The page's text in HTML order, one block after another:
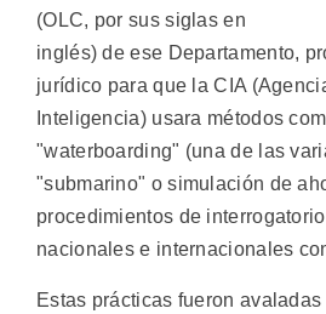
(OLC, por sus siglas en
inglés) de ese Departamento,
jurídico para que la CIA
Inteligencia) usara métodos
"waterboarding" (una de las
"submarino" o simulación de
procedimientos de
nacionales e internacionales
Estas prácticas fueron